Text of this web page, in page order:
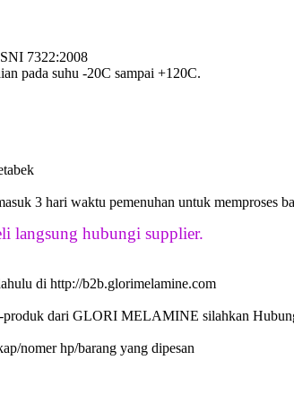
7322:2008
pada suhu -20C sampai +120C.
3 hari waktu pemenuhan untuk memproses
langsung hubungi supplier.
di http://b2b.glorimelamine.com
produk dari GLORI MELAMINE silahkan
nomer hp/barang yang dipesan